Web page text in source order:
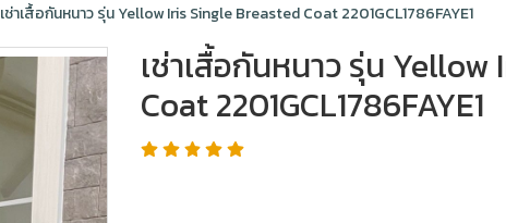
เช่าเสื้อกันหนาว รุ่น Yellow Iris Single Breasted Coat 2201GCL1786FAYE1
เช่าเสื้อกันหนาว รุ่น
Coat 2201GCL1786FAYE1